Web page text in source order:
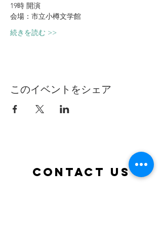
19時 開演
会場：市立小樽文学館
続きを読む >>
このイベントをシェア
Contact Us